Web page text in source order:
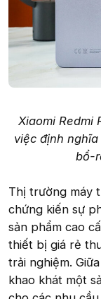
Xiaomi Redmi
việc định
bổ-
Thị trường máy
chứng kiến sự
sản phẩm cao
thiết bị giá rẻ
trải nghiệm.
khao khát một